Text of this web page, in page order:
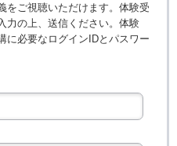
をご視聴いただけます。体験受
力の上、送信ください。体験
に必要なログインIDとパスワー